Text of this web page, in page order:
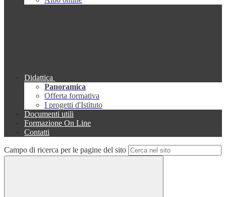
Didattica
Panoramica
Offerta formativa
I progetti d'Istituto
Documenti utili
Formazione On Line
Contatti
Campo di ricerca per le pagine del sito